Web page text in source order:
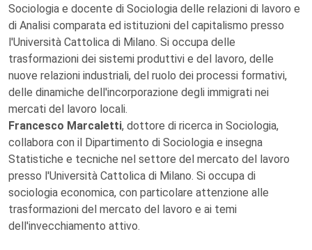
Sociologia e docente di Sociologia delle relazioni di lavoro e
di Analisi comparata ed istituzioni del capitalismo presso
l'Università Cattolica di Milano. Si occupa delle
trasformazioni dei sistemi produttivi e del lavoro, delle
nuove relazioni industriali, del ruolo dei processi formativi,
delle dinamiche dell'incorporazione degli immigrati nei
mercati del lavoro locali.
Francesco Marcaletti, dottore di ricerca in Sociologia,
collabora con il Dipartimento di Sociologia e insegna
Statistiche e tecniche nel settore del mercato del lavoro
presso l'Università Cattolica di Milano. Si occupa di
sociologia economica, con particolare attenzione alle
trasformazioni del mercato del lavoro e ai temi
dell'invecchiamento attivo.